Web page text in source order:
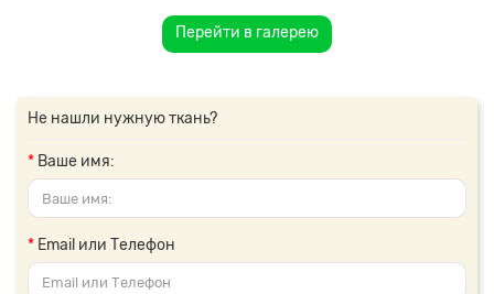
Перейти в галерею
Не нашли нужную ткань?
Ваше имя:
Email или Телефон